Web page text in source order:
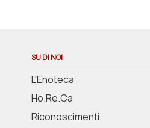
SU DI NOI
L'Enoteca
Ho.Re.Ca
Riconoscimenti